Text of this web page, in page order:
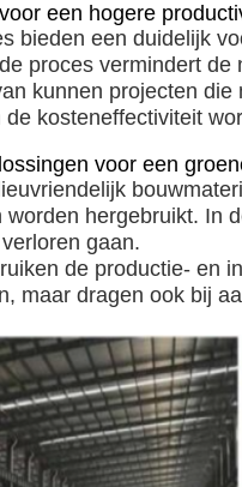
een hogere
bieden een duidelijk
proces vermindert
kunnen projecten
de kosteneffectiviteit
voor een
worden hergebruikt. In
gaan.
de productie- en
maar dragen ook bij